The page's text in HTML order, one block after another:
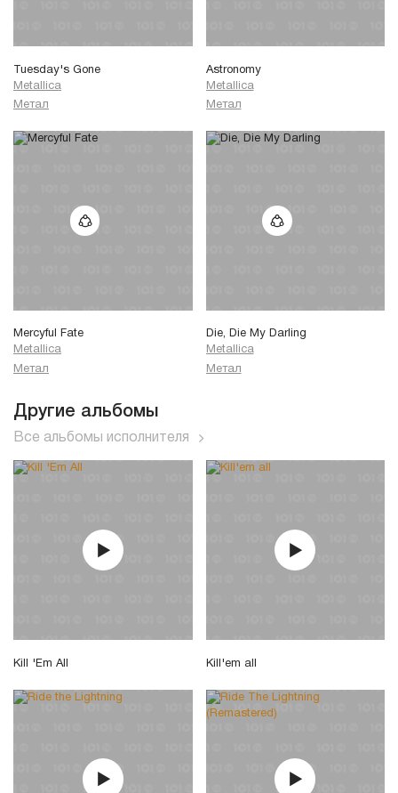
Tuesday's Gone
Metallica
Метал
Astronomy
Metallica
Метал
Mercyful Fate
Metallica
Метал
Die, Die My Darling
Metallica
Метал
Другие альбомы
Все альбомы исполнителя
Kill 'Em All Kill'em all